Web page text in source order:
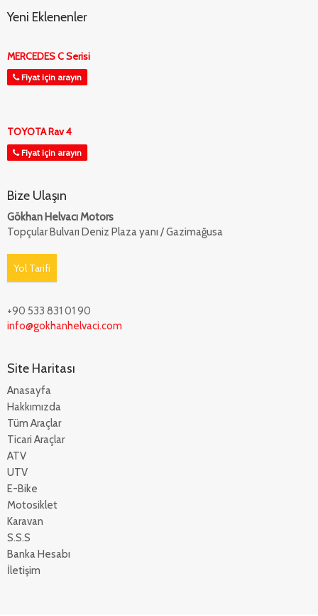
Yeni Eklenenler
MERCEDES C Serisi
Fiyat için arayın
TOYOTA Rav 4
Fiyat için arayın
Bize Ulaşın
Gökhan Helvacı Motors
Topçular Bulvarı Deniz Plaza yanı / Gazimağusa
Yol Tarifi
+90 533 831 01 90
info@gokhanhelvaci.com
Site Haritası
Anasayfa
Hakkımızda
Tüm Araçlar
Ticari Araçlar
ATV
UTV
E-Bike
Motosiklet
Karavan
S.S.S
Banka Hesabı
İletişim